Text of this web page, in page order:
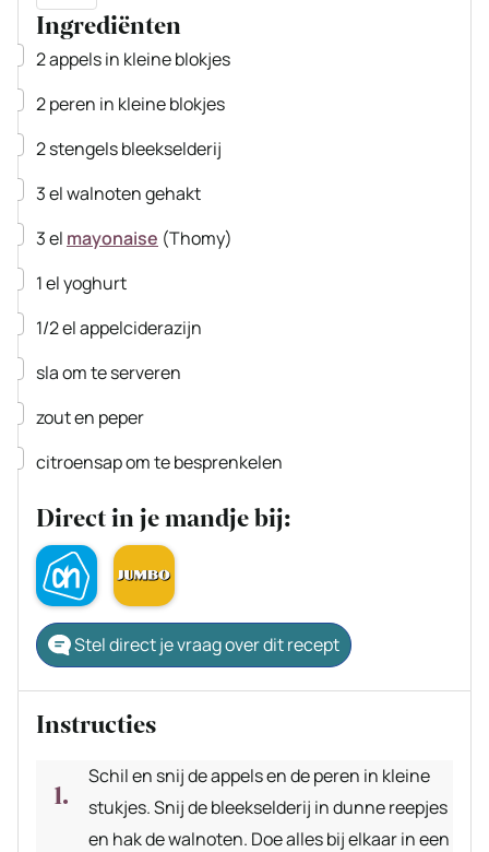
Ingrediënten
▢
2appelsin kleine blokjes
▢
2peren in kleine blokjes
▢
2stengelsbleekselderij
▢
3elwalnotengehakt
▢
3el mayonaise (Thomy)
▢
1elyoghurt
▢
1/2elappelciderazijn
▢
sla om te serveren
▢
zout en peper
▢
citroensap om te besprenkelen
Direct in je mandje bij:
Stel direct je vraag over dit recept
Instructies
Schil en snij de appels en de peren in kleine
stukjes. Snij de bleekselderij in dunne reepjes
en hak de walnoten. Doe alles bij elkaar in een